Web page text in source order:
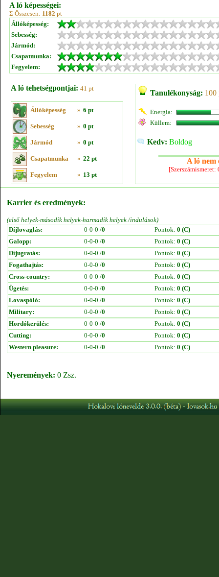
A ló képességei:
Σ Összesen: 1182 pt
Állóképesség:
Sebesség:
Jármód:
Csapatmunka:
Fegyelem:
A ló tehetségpontjai: 41 pt
Állóképesség » 6 pt
Sebesség » 0 pt
Jármód » 0 pt
Csapatmunka » 22 pt
Fegyelem » 13 pt
Tanulékonyság: 100
Energia:
Küllem:
Kedv: Boldog
A ló nem
Karrier és eredmények:
(első helyek-második helyek-harmadik helyek /indulások)
Díjlovaglás:
0-0-0 /0 Pontok: 0 (C)
Galopp:
0-0-0 /0 Pontok: 0 (C)
Díjugratás:
0-0-0 /0 Pontok: 0 (C)
Fogathajtás:
0-0-0 /0 Pontok: 0 (C)
Cross-country:
0-0-0 /0 Pontok: 0 (C)
Ügetés:
0-0-0 /0 Pontok: 0 (C)
Lovaspóló:
0-0-0 /0 Pontok: 0 (C)
Military:
0-0-0 /0 Pontok: 0 (C)
Hordókerülés:
0-0-0 /0 Pontok: 0 (C)
Cutting:
0-0-0 /0 Pontok: 0 (C)
Western pleasure:
0-0-0 /0 Pontok: 0 (C)
Nyeremények: 0 Zsz.